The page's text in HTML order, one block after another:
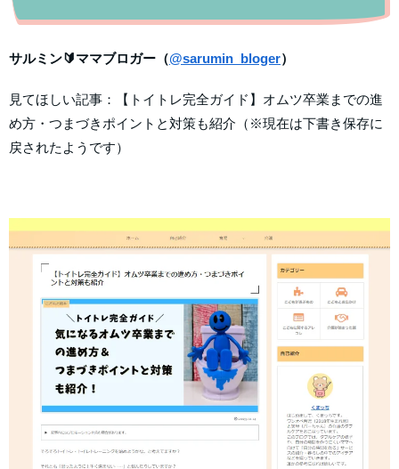
サルミン🔰ママブロガー（@sarumin_bloger）
見てほしい記事：【トイトレ完全ガイド】オムツ卒業までの進
め方・つまづきポイントと対策も紹介（※現在は下書き保存に
戻されたようです）